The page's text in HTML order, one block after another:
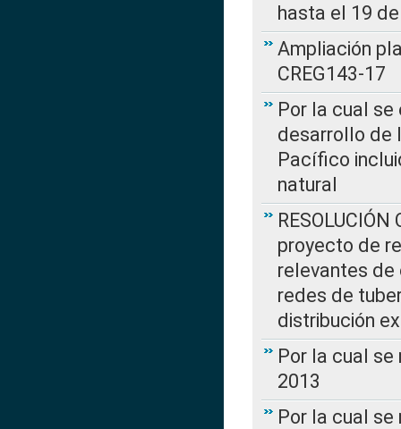
hasta el 19
Ampliación
CREG143-17
Por la cual
desarrollo de
Pacífico
natural
proyecto de
relevantes de
redes de
distribución
Por la cual se
2013
Por la cual se